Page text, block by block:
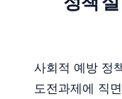
사회적 예방 정
도전과제에 직